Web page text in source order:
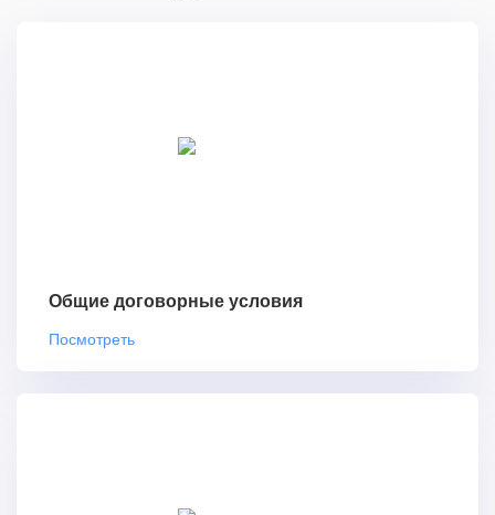
Общие договорные условия
Посмотреть